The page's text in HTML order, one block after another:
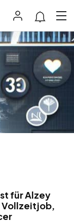
für Alzey